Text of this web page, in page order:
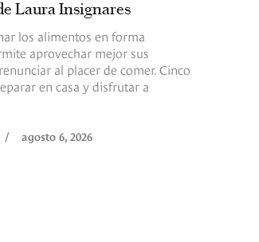
Laura Insignares
los alimentos en forma
aprovechar mejor sus
al placer de comer. Cinco
en casa y disfrutar a
/ agosto 6, 2026